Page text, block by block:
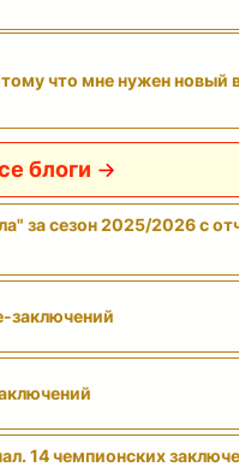
что мне нужен новый
блоги
за сезон 2025/2026 с
заключений
14 чемпионских